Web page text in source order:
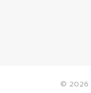
© 2026